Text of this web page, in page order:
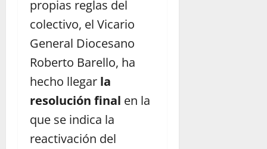
propias reglas del
colectivo, el Vicario
General Diocesano
Roberto Barello, ha
hecho llegar la
resolución final en la
que se indica la
reactivación del